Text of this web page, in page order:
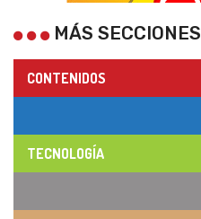
MÁS SECCIONES
CONTENIDOS
TECNOLOGÍA